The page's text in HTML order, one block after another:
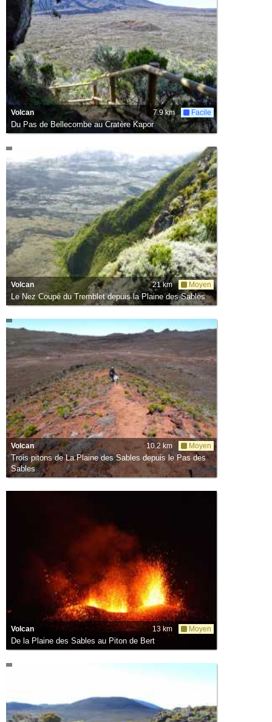
Volcan
Du Pas de Bellecombe au Cratère Kapor
7.9 km Facile
Volcan
Le Nez Coupé du Tremblet depuis la Plaine des Sables
21 km Moyen
Volcan
Trois pitons de La Plaine des Sables depuis le Pas des
Sables
10.2 km Moyen
Volcan
De la Plaine des Sables au Piton de Bert
13 km Moyen